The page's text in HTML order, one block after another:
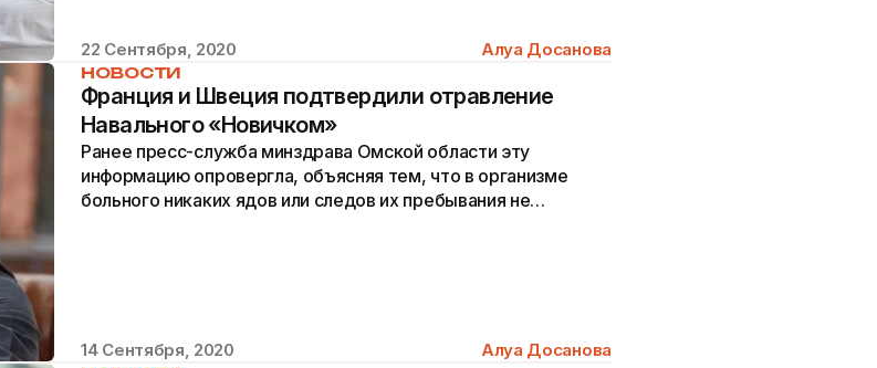
22 Сентября, 2020 Алуа Досанова
НОВОСТИ
Франция и Швеция подтвердили отравление
Навального «Новичком»
Ранее пресс-служба минздрава Омской области эту
информацию опровергла, объясняя тем, что в организме
больного никаких ядов или следов их пребывания не
14 Сентября, 2020 Алуа Досанова